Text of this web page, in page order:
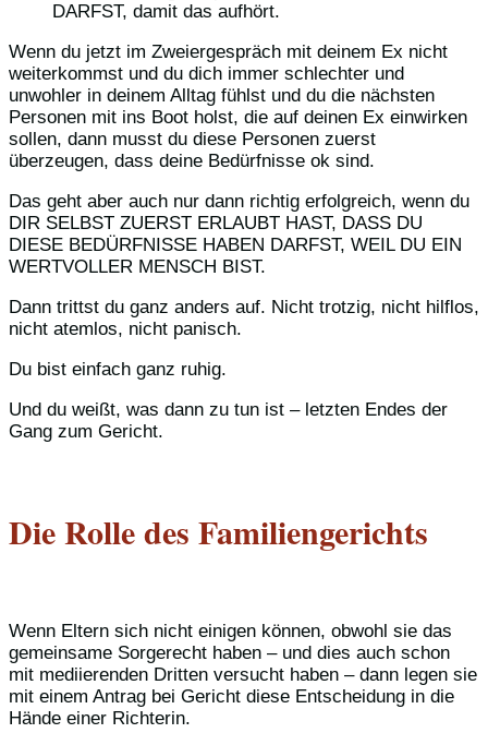
DARFST, damit das aufhört.
Wenn du jetzt im Zweiergespräch mit deinem Ex nicht
weiterkommst und du dich immer schlechter und
unwohler in deinem Alltag fühlst und du die nächsten
Personen mit ins Boot holst, die auf deinen Ex einwirken
sollen, dann musst du diese Personen zuerst
überzeugen, dass deine Bedürfnisse ok sind.
Das geht aber auch nur dann richtig erfolgreich, wenn du
DIR SELBST ZUERST ERLAUBT HAST, DASS DU
DIESE BEDÜRFNISSE HABEN DARFST, WEIL DU EIN
WERTVOLLER MENSCH BIST.
Dann trittst du ganz anders auf. Nicht trotzig, nicht hilflos,
nicht atemlos, nicht panisch.
Du bist einfach ganz ruhig.
Und du weißt, was dann zu tun ist – letzten Endes der
Gang zum Gericht.
Die Rolle des Familiengerichts
Wenn Eltern sich nicht einigen können, obwohl sie das
gemeinsame Sorgerecht haben – und dies auch schon
mit mediierenden Dritten versucht haben – dann legen sie
mit einem Antrag bei Gericht diese Entscheidung in die
Hände einer Richterin.